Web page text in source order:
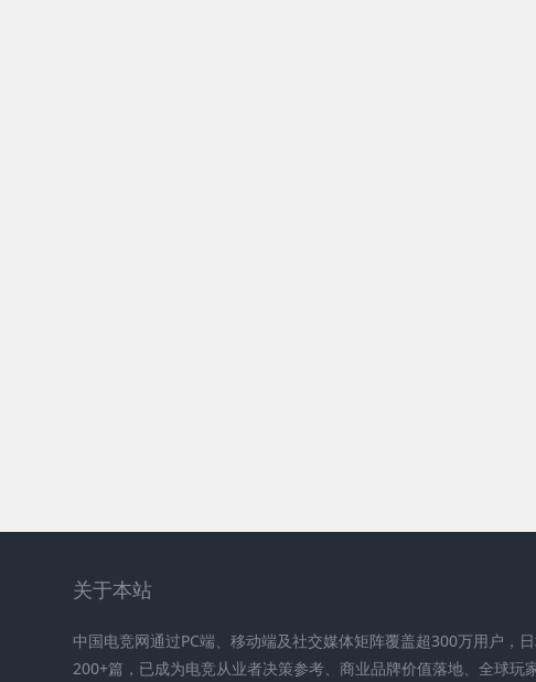
关于本站
中国电竞网通过PC端、移动端及社交媒体矩阵覆盖超300万用户，
200+篇，已成为电竞从业者决策参考、商业品牌价值落地、全球玩